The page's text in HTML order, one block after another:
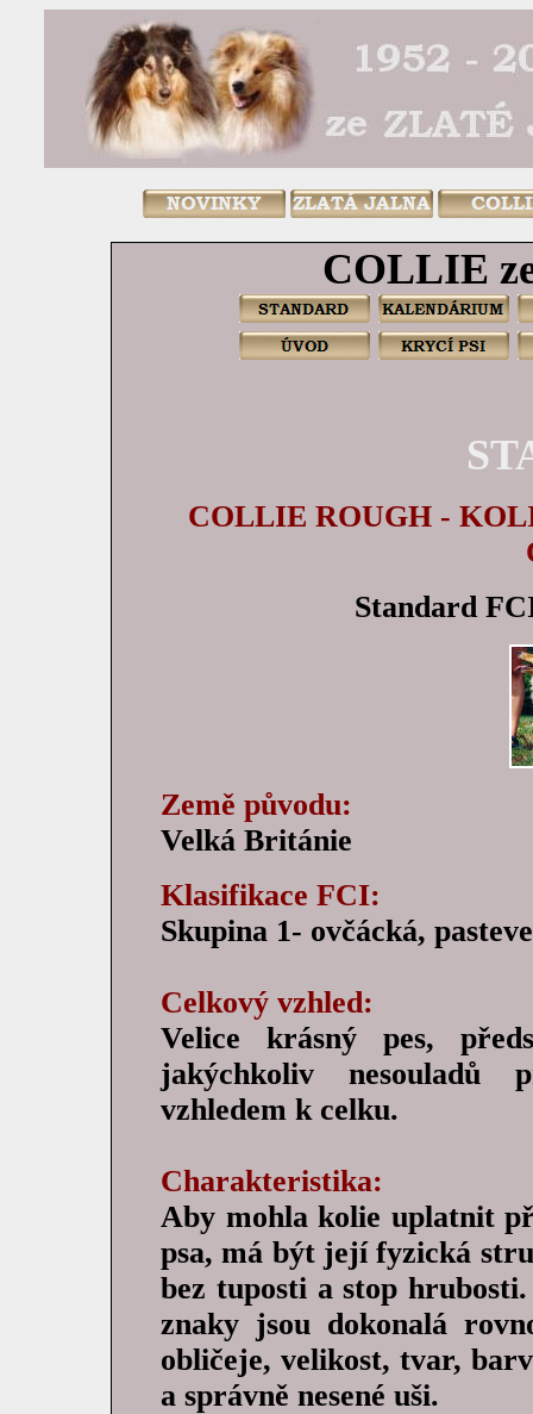
COLLIE
COLLIE ROUGH -
Standard
Země původu:
Velká Británie
Klasifikace FCI:
Skupina 1- ovčácká,
Celkový vzhled:
Velice krásný pes,
jakýchkoliv nesouladů
vzhledem k celku.
Charakteristika:
Aby mohla kolie uplatnit
psa, má být její fyzická
bez tuposti a stop
znaky jsou dokonalá
obličeje, velikost, tvar,
a správně nesené uši.